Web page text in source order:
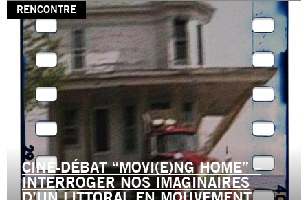
RENCONTRE
CINÉ-DÉBAT “MOVI(E)NG HOME” –
INTERROGER NOS IMAGINAIRES